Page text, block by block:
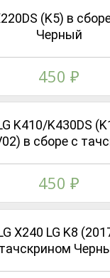
X240 LG K8
тачскрином
K410/K430DS
в сборе с
450 ₽
(K5) в
Черный
450 ₽